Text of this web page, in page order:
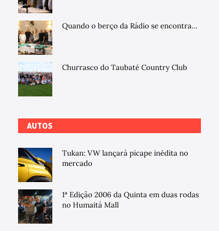
Quando o berço da Rádio se encontra...
Churrasco do Taubaté Country Club
AUTOS
Tukan: VW lançará picape inédita no
mercado
1ª Edição 2006 da Quinta em duas rodas
no Humaitá Mall